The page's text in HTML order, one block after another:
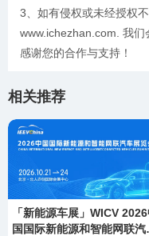
3、如有侵权或未经授权
www.ichezhan.com. 我
感谢您的合作与支持！
相关推荐
「新能源车展」WICV
国国际新能源和智能网联汽